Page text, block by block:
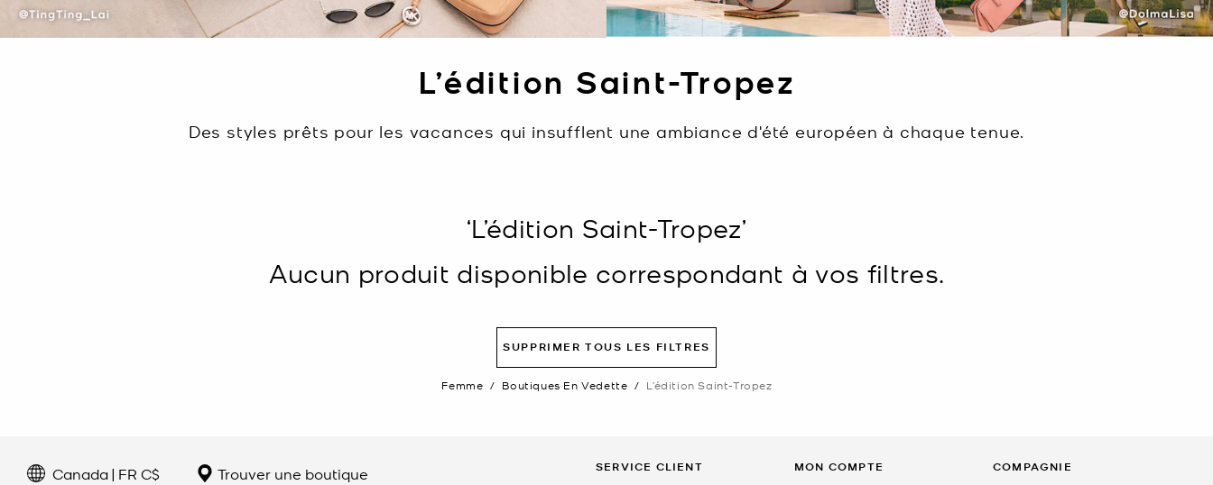
L’édition Saint-Tropez
Des styles prêts pour les vacances qui insufflent une ambiance d'été européen à chaque tenue.
‘L’édition Saint-Tropez’
Aucun produit disponible correspondant à vos filtres.
SUPPRIMER TOUS LES FILTRES
Femme / Boutiques En Vedette / L’édition Saint-Tropez
Canada | FR C$ Trouver une boutique SERVICE CLIENT MON COMPTE COMPAGNIE